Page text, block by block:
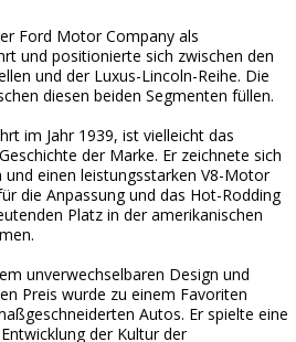
Ford Motor Company als
und positionierte sich zwischen den
und der Luxus-Lincoln-Reihe. Die
diesen beiden Segmenten füllen.
im Jahr 1939, ist vielleicht das
der Marke. Er zeichnete sich
einen leistungsstarken V8-Motor
die Anpassung und das Hot-Rodding
Platz in der amerikanischen
unverwechselbaren Design und
Preis wurde zu einem Favoriten
Autos. Er spielte eine
der Kultur der